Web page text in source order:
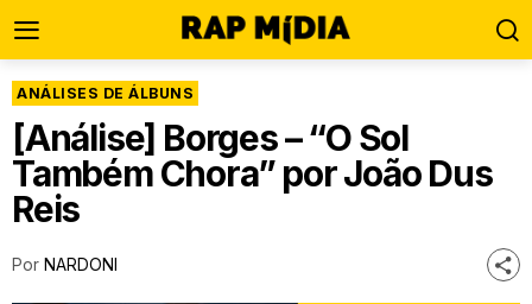
ANÁLISES DE ÁLBUNS
[Análise] Borges – “O Sol
Também Chora” por João Dus
Reis
Por NARDONI